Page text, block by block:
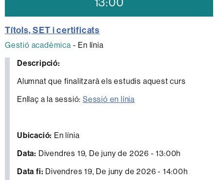
Títols, SET i certificats
Gestió acadèmica - En línia
Descripció:
Alumnat que finalitzarà els estudis aquest curs
Enllaç a la sessió:Sessió en línia
Ubicació: En línia
Data: Divendres 19, De juny de 2026 - 13:00h
Data fi: Divendres 19, De juny de 2026 - 14:00h